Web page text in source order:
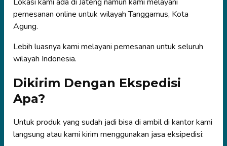
pemesanan online untuk wilayah Tanggamus, Kota
Agung.
Lebih luasnya kami melayani pemesanan untuk seluruh
wilayah Indonesia.
Dikirim Dengan Ekspedisi
Apa?
Untuk produk yang sudah jadi bisa di ambil di kantor kami
langsung atau kami kirim menggunakan jasa eksipedisi: